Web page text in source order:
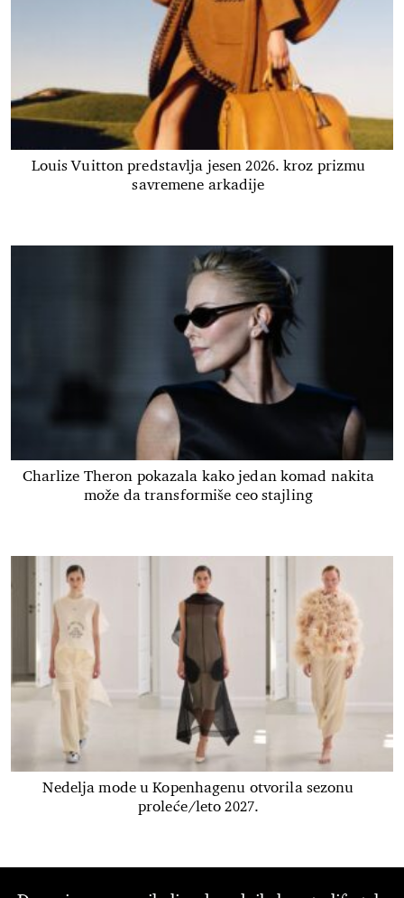
Louis Vuitton predstavlja jesen 2026. kroz prizmu
savremene arkadije
Charlize Theron pokazala kako jedan komad nakita
može da transformiše ceo stajling
Nedelja mode u Kopenhagenu otvorila sezonu
proleće/leto 2027.